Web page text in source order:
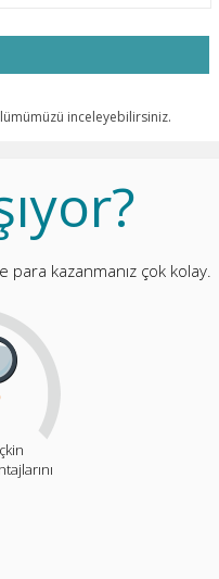
inceleyebilirsiniz.
para kazanmanız çok kolay.